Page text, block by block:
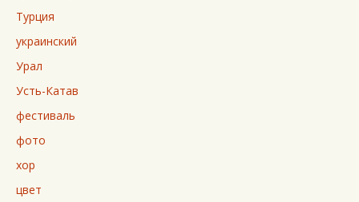
Турция
украинский
Урал
Усть-Катав
фестиваль
фото
хор
цвет